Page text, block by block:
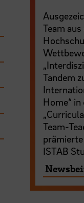
Team
Tandem
Home“
Team-
ISTAB